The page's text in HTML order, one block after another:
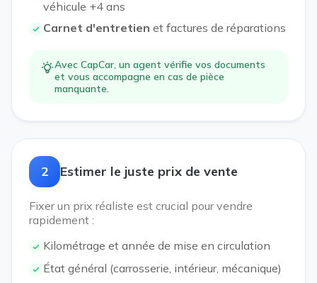
véhicule +4 ans
Carnet d'entretien et factures de réparations
Avec CapCar, un agent vérifie vos documents
et vous accompagne en cas de pièce
manquante.
2 Estimer le juste prix de vente
Fixer un prix réaliste est crucial pour vendre
rapidement :
Kilométrage et année de mise en circulation
État général (carrosserie, intérieur, mécanique)